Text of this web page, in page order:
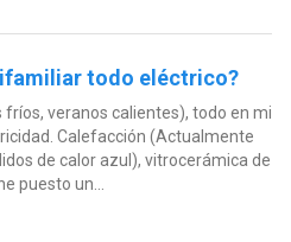
todo eléctrico?
fríos, veranos calientes), todo en mi
Calefacción (Actualmente
de calor azul), vitrocerámica de
puesto un...